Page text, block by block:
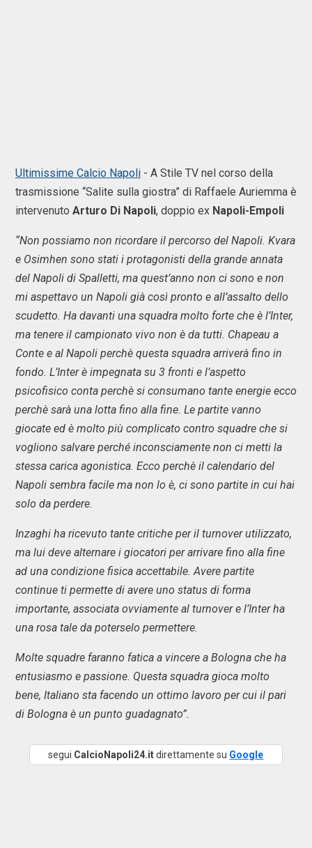
Ultimissime Calcio Napoli - A Stile TV nel corso della
trasmissione “Salite sulla giostra” di Raffaele Auriemma è
intervenuto Arturo Di Napoli, doppio ex Napoli-Empoli
“Non possiamo non ricordare il percorso del Napoli. Kvara
e Osimhen sono stati i protagonisti della grande annata
del Napoli di Spalletti, ma quest’anno non ci sono e non
mi aspettavo un Napoli già così pronto e all’assalto dello
scudetto. Ha davanti una squadra molto forte che è l’Inter,
ma tenere il campionato vivo non è da tutti. Chapeau a
Conte e al Napoli perchè questa squadra arriverà fino in
fondo. L’Inter è impegnata su 3 fronti e l’aspetto
psicofisico conta perchè si consumano tante energie ecco
perchè sarà una lotta fino alla fine. Le partite vanno
giocate ed è molto più complicato contro squadre che si
vogliono salvare perché inconsciamente non ci metti la
stessa carica agonistica. Ecco perchè il calendario del
Napoli sembra facile ma non lo è, ci sono partite in cui hai
solo da perdere.
Inzaghi ha ricevuto tante critiche per il turnover utilizzato,
ma lui deve alternare i giocatori per arrivare fino alla fine
ad una condizione fisica accettabile. Avere partite
continue ti permette di avere uno status di forma
importante, associata ovviamente al turnover e l’Inter ha
una rosa tale da poterselo permettere.
Molte squadre faranno fatica a vincere a Bologna che ha
entusiasmo e passione. Questa squadra gioca molto
bene, Italiano sta facendo un ottimo lavoro per cui il pari
di Bologna è un punto guadagnato”.
segui CalcioNapoli24.itdirettamente su Google